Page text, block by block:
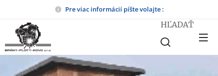
Pre viac informácií píšte volajte :
HĽADAŤ